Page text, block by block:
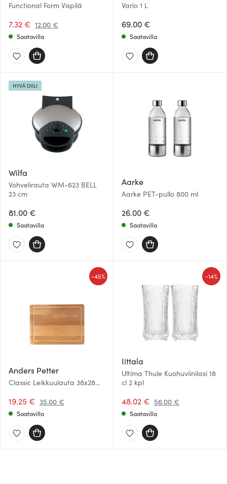
Functional Form Vispilä
7.32 € 12.00 €
Saatavilla
Vario 1 L
69.00 €
Saatavilla
Wilfa
Vohvelirauta WM-623 BELL
23 cm
81.00 €
HYVÄ DIILI
Saatavilla
Aarke
Aarke PET-pullo 800 ml
26.00 €
Saatavilla
Anders Petter
Classic Leikkuulauta 38x28
19.25 € 35.00 €
-45%
Saatavilla
Iittala
Ultima Thule Kuohuviinilasi 18
cl 2 kpl
48.02 € 56.00 €
-14%
Saatavilla